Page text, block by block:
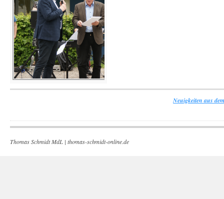
Neuigkeiten aus
Thomas Schmidt MdL | thomas-schmidt-online.de